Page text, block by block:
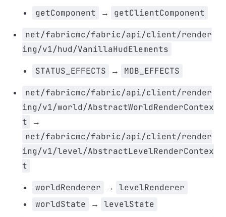
getComponent → getClientComponent
net/fabricmc/fabric/api/client/render
ing/v1/hud/VanillaHudElements
STATUS_EFFECTS → MOB_EFFECTS
net/fabricmc/fabric/api/client/render
ing/v1/world/AbstractWorldRenderContex
t
→
net/fabricmc/fabric/api/client/render
ing/v1/level/AbstractLevelRenderContex
t
worldRenderer →
levelRenderer
worldState
→ levelState